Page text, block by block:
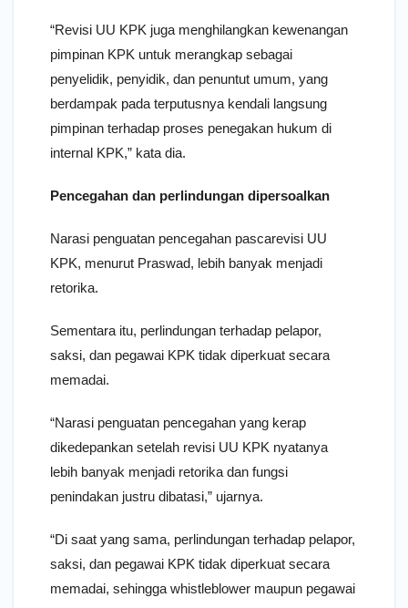
“Revisi UU KPK juga menghilangkan kewenangan
pimpinan KPK untuk merangkap sebagai
penyelidik, penyidik, dan penuntut umum, yang
berdampak pada terputusnya kendali langsung
pimpinan terhadap proses penegakan hukum di
internal KPK,” kata dia.
Pencegahan dan perlindungan dipersoalkan
Narasi penguatan pencegahan pascarevisi UU
KPK, menurut Praswad, lebih banyak menjadi
retorika.
Sementara itu, perlindungan terhadap pelapor,
saksi, dan pegawai KPK tidak diperkuat secara
memadai.
“Narasi penguatan pencegahan yang kerap
dikedepankan setelah revisi UU KPK nyatanya
lebih banyak menjadi retorika dan fungsi
penindakan justru dibatasi,” ujarnya.
“Di saat yang sama, perlindungan terhadap pelapor,
saksi, dan pegawai KPK tidak diperkuat secara
memadai, sehingga whistleblower maupun pegawai